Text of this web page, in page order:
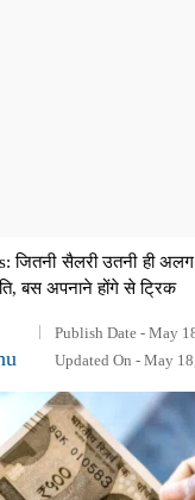
जितनी सैलरी उतनी ही
बस अपनाने होंगे से ट्रिक
Publish Date - May
Updated On - May